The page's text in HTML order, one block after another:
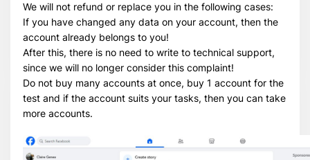
We will not refund or replace you in the following cases:
If you have changed any data on your account, then the
account already belongs to you!
After this, there is no need to write to technical support,
since we will no longer consider this complaint!
Do not buy many accounts at once, buy 1 account for the
test and if the account suits your tasks, then you can take
more accounts.